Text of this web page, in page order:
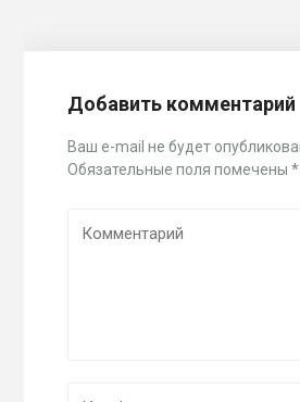
Добавить комментарий
Ваш e-mail не будет
Обязательные поля помечены*